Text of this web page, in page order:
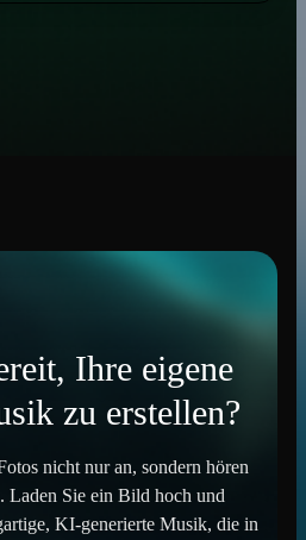
Ihre eigene
zu erstellen?
nicht nur an, sondern hören
Laden Sie ein Bild hoch und
KI-generierte Musik, die in